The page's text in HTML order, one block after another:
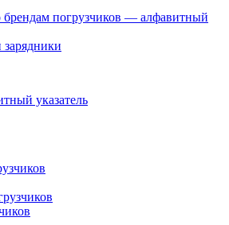
погрузчиков — алфавитный
указатель